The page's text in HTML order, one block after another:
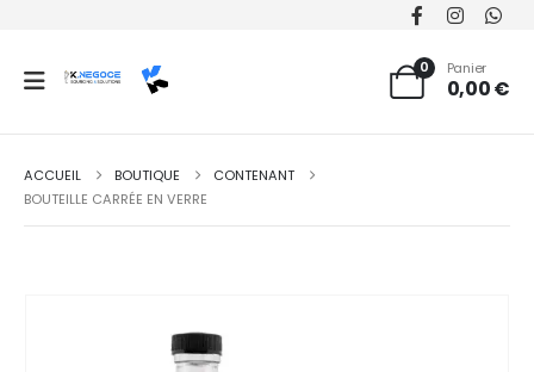
0 Panier
0,00€
ACCUEIL BOUTIQUE
CONTENANT
BOUTEILLE CARRÉE EN VERRE